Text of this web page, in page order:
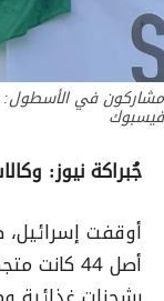
مشاركون في الأسطول:
فيسبوك
جُبراكة نيوز:
أوقفت
أصل 44